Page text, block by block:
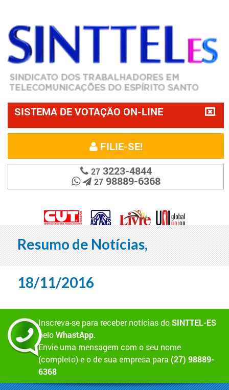
SISTEMA DE VOTAÇÃO ON-LINE
FILIE-SE!
273223-4844
2798889-6368
Resumo de Notícias,
18/11/2016
Inscreva-se para receber notícias doSINTTEL-ES
peloWhastApp.
Envie uma mensagem com o seu nome
(completo) e o de sua empresa para (27) 98889-
6368